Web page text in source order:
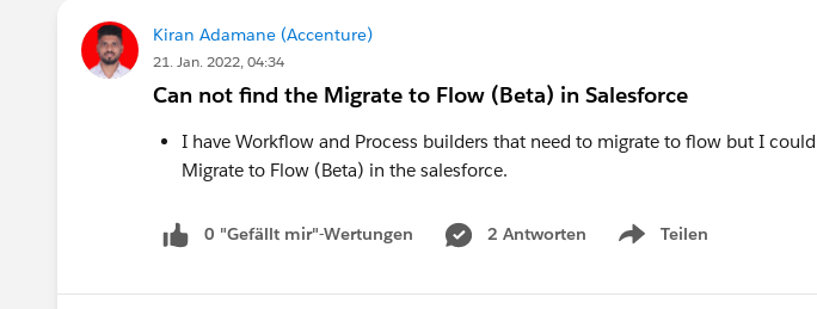
Kiran Adamane (Accenture)
21. Jan. 2022, 04:34
Can not find the Migrate to Flow (Beta) in Salesforce
I have Workflow and Process builders that need to migrate to flow but I
Migrate to Flow (Beta) in the salesforce.
0 "Gefällt mir"-Wertungen 2 Antworten Teilen
Show menu